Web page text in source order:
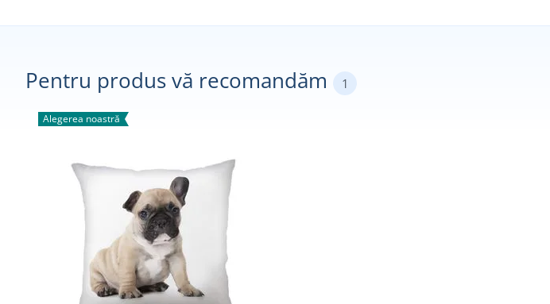
Pentru produs vă recomandăm 1
Alegerea noastră